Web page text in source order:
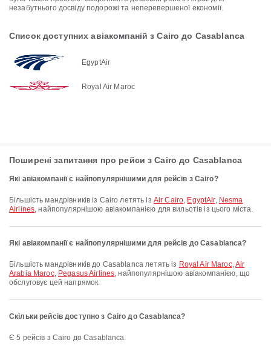
незабутнього досвіду подорожі та неперевершеної економії.
Список доступних авіакомпаній з Cairo до Casablanca
EgyptAir
Royal Air Maroc
Поширені запитання про рейси з Cairo до Casablanca
Які авіакомпанії є найпопулярнішими для рейсів з Cairo?
Більшість мандрівників із Cairo летять із Air Cairo, EgyptAir, Nesma
Airlines, найпопулярнішою авіакомпанією для вильотів із цього міста.
Які авіакомпанії є найпопулярнішими для рейсів до Casablanca?
Більшість мандрівників до Casablanca летять із Royal Air Maroc,Air
Arabia Maroc, Pegasus Airlines, найпопулярнішою авіакомпанією, що
обслуговує цей напрямок.
Скільки рейсів доступно з Cairo до Casablanca?
Є 5 рейсів з Cairo до Casablanca.